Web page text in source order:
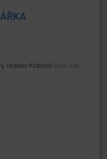
Hradec Králové (přes úřad